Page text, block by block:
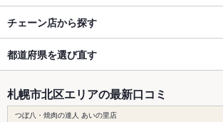
チェーン店から探す
都道府県を選び直す
札幌市北区エリアの最新口コミ
つぼ八・焼肉の達人 あいの里店